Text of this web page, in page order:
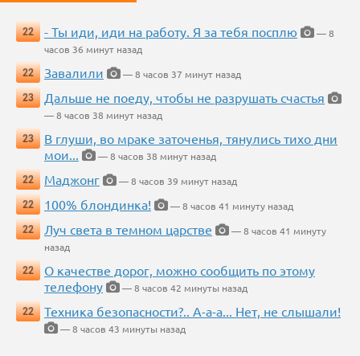
22 - Ты иди, иди на работу. Я за тебя посплю
— 8
часов 36 минут назад
22
Завалили
— 8 часов 37 минут назад
23
Дальше не поеду, чтобы не разрушать счастья
— 8 часов 38 минут назад
23
В глуши, во мраке заточенья, тянулись тихо дни
мои...
— 8 часов 38 минут назад
22
Маджонг
— 8 часов 39 минут назад
22
100% блондинка!
— 8 часов 41 минуту назад
22
Луч света в темном царстве
— 8 часов 41 минуту
назад
22
О качестве дорог, можно сообщить по этому
телефону
— 8 часов 42 минуты назад
22
Техника безопасности?.. А-а-а... Нет, не слышали!
— 8 часов 43 минуты назад